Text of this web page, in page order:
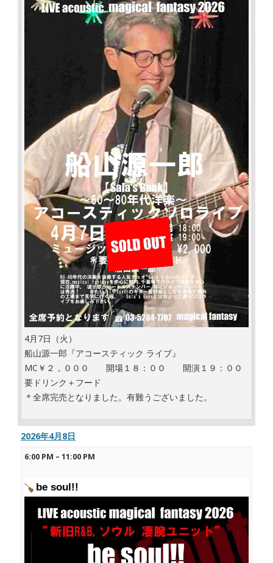
4月7日（火）
船山源一郎『アコースティック ライブ』
MC￥２，０００ 開場１８：００ 開演１９：００
要ドリンク＋フード
＊全席完売となりました。有難うございました。
2026年4月8日
6:00 PM – 11:00 PM
be soul!!